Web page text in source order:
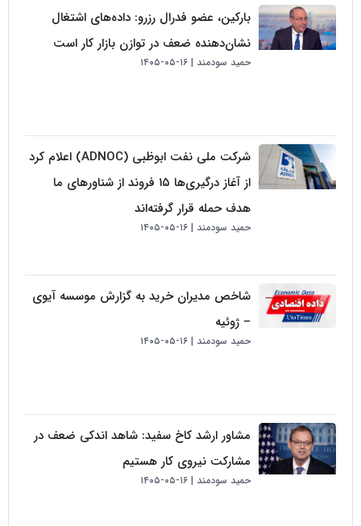
بارکین، عضو فدرال رزرو: داده‌های اشتغال
نشان‌دهنده ضعف در توازن بازار کار است
حمید سودمند ۱۶-۰۵-۱۴۰۵
شرکت ملی نفت ابوظبی (ADNOC) اعلام کرد
از آغاز درگیری‌ها ۱۵ فروند از شناورهای ما
هدف حمله قرار گرفته‌اند
حمید سودمند ۱۶-۰۵-۱۴۰۵
شاخص مدیران خرید به گزارش موسسه آیوی
– ژوئیه
حمید سودمند ۱۶-۰۵-۱۴۰۵
مشاور ارشد کاخ سفید: شاهد اندکی ضعف در
مشارکت نیروی کار هستیم
حمید سودمند ۱۶-۰۵-۱۴۰۵